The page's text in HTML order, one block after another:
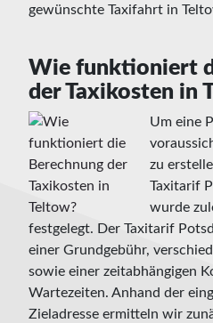
gewünschte Taxifahrt in
Wie funktioniert
der Taxikosten in
Um eine
zu
Taxitarif
wurde
festgelegt. Der Taxitarif
einer Grundgebühr,
sowie einer zeitabhängigen
Wartezeiten. Anhand der
Zieladresse ermitteln wir